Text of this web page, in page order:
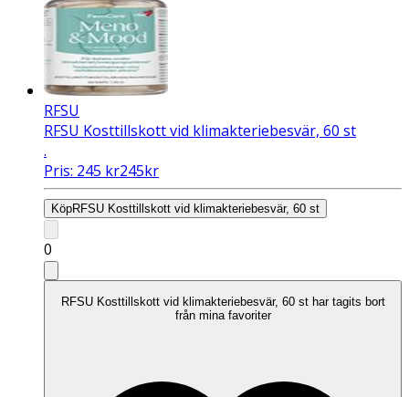
RFSU
RFSU Kosttillskott vid klimakteriebesvär, 60 st
.
Pris: 245 kr245kr
KöpRFSU Kosttillskott vid klimakteriebesvär, 60 st
0
RFSU Kosttillskott vid klimakteriebesvär, 60 st har tagits bort
från mina favoriter